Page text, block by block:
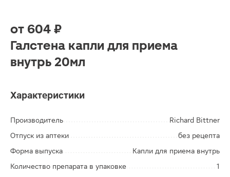
от 604 ₽
Галстена капли для приема
внутрь 20мл
Характеристики
Производитель
Richard Bittner
Отпуск из аптеки
без рецепта
Форма выпуска
Капли для приема внутрь
Количество препарата в упаковке
1